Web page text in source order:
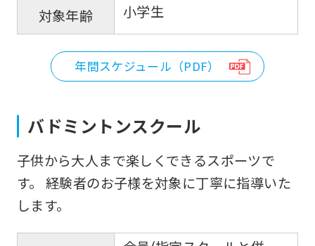
対象年齢 小学生
年間スケジュール（PDF）
バドミントンスクール
子供から大人まで楽しくできるスポーツで
す。 経験者のお子様を対象に丁寧に指導いた
します。